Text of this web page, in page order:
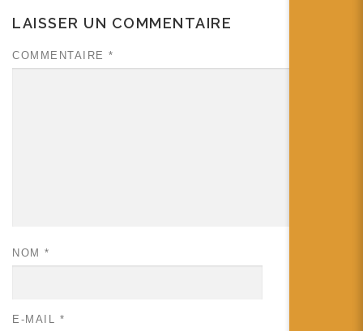
LAISSER UN COMMENTAIRE
COMMENTAIRE *
NOM *
E-MAIL *